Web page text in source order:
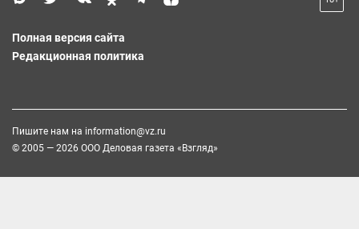
Полная версия сайта
Редакционная политика
Пишите нам на information@vz.ru
© 2005 — 2026 ООО Деловая газета «Взгляд»